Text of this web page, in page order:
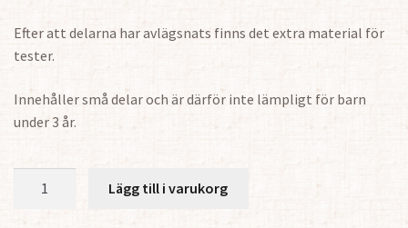
Efter att delarna har avlägsnats finns det extra material för
tester.
Innehåller små delar och är därför inte lämpligt för barn
under 3 år.
Lägg till i varukorg